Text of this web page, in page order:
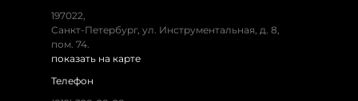
197022,
Санкт-Петербург, ул. Инструментальная, д. 8,
пом. 74.
показать на карте
Телефон